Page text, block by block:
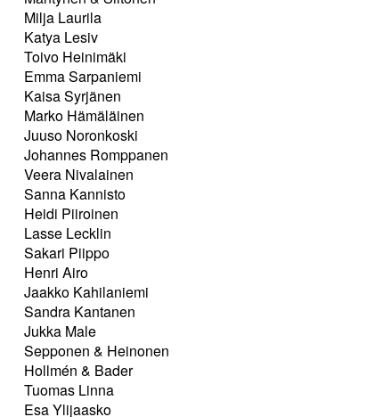
Milja Laurila
Katya Lesiv
Toivo Heinimäki
Emma Sarpaniemi
Kaisa Syrjänen
Marko Hämäläinen
Juuso Noronkoski
Johannes Romppanen
Veera Nivalainen
Sanna Kannisto
Heidi Piiroinen
Lasse Lecklin
Sakari Piippo
Henri Airo
Jaakko Kahilaniemi
Sandra Kantanen
Jukka Male
Sepponen & Heinonen
Hollmén & Bader
Tuomas Linna
Esa Ylijaasko